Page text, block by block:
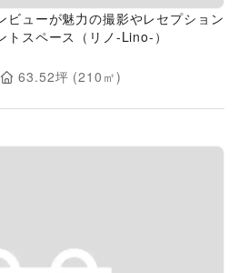
ビューが魅力の撮影やレセプション
スペース（リノ-Lino-）
63.52坪 (210 ㎡)